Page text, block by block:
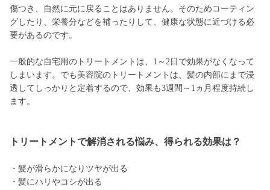
傷つき、自然に元に戻ることはありません。そのためコーティン
グしたり、栄養分などを補ったりして、健康な状態に近づける必
要があるのです。
一般的な自宅用のトリートメントは、1～2日で効果がなくなって
しまいます。でも美容院のトリートメントは、髪の内部にまで浸
透してしっかりと定着するので、効果も3週間～1ヵ月程度持続し
ます。
トリートメントで解消される悩み、得られる効果は？
・髪が滑らかになりツヤが出る
・髪にハリやコシが出る